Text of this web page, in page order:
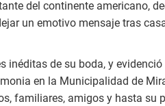
del continente americano,
un emotivo mensaje tras
de su boda, y evidenció
en la Municipalidad de
familiares, amigos y hasta su